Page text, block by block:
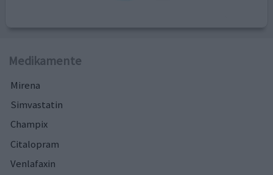
Medikamente
Mirena
Simvastatin
Champix
Citalopram
Venlafaxin